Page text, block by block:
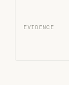
EVIDENCE